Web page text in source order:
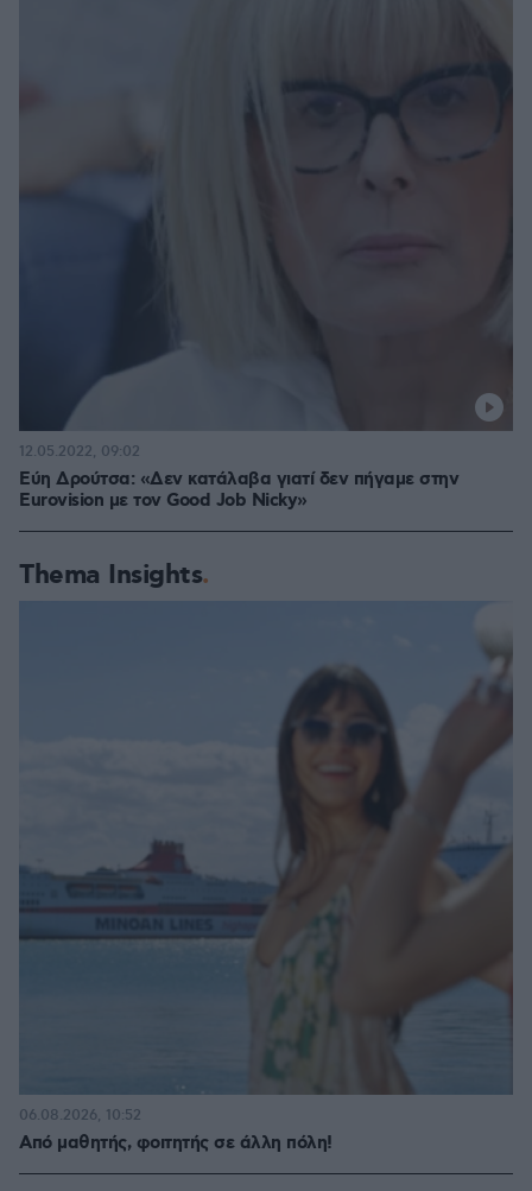
Εύη Δρούτσα: «Δεν κατάλαβα γιατί δεν πήγαμε στην
Eurovision με τον Good Job Nicky»
12.05.2022, 09:02
Thema Insights
Από μαθητής, φοιτητής σε άλλη πόλη!
06.08.2026, 10:52